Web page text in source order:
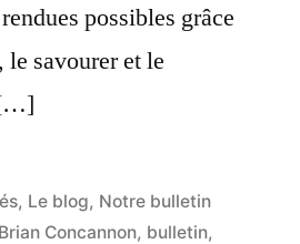
possibles grâce
savourer et le
[…]
, Le blog, Notre bulletin
Brian Concannon, bulletin,